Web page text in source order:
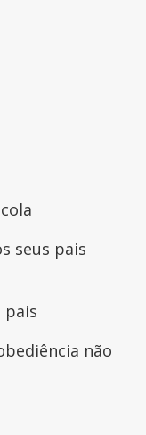
seus pais
pais
não